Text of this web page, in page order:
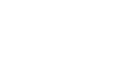
fara show em Manaus neste